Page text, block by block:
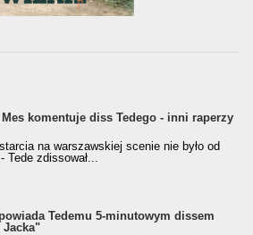
Mes komentuje diss Tedego - inni raperzy
na warszawskiej scenie nie było od
Tede zdissował...
Tedemu 5-minutowym dissem
Jacka"